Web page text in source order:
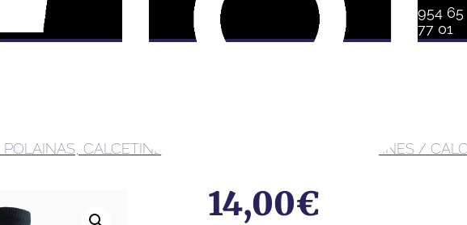
954 65
77 01
CALCETINES Y COMPLEMENTOS CALCETINES /
14,00€